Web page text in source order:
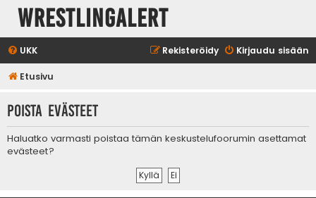
WrestlingAlert
UKK Kirjaudu sisään
Rekisteröidy
Etusivu
Poista evästeet
Haluatko varmasti poistaa tämän keskustelufoorumin asettamat
evästeet?